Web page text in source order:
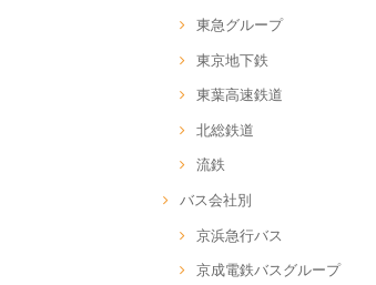
東急グループ
東京地下鉄
東葉高速鉄道
北総鉄道
流鉄
バス会社別
京浜急行バス
京成電鉄バスグループ